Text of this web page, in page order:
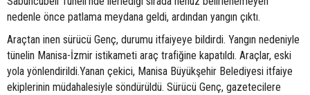
nedenle önce patlama meydana geldi, ardından yangın çıktı.
Araçtan inen sürücü Genç, durumu itfaiyeye bildirdi. Yangın nedeniyle
tünelin Manisa-İzmir istikameti araç trafiğine kapatıldı. Araçlar, eski
yola yönlendirildi.Yanan çekici, Manisa Büyükşehir Belediyesi itfaiye
ekiplerinin müdahalesiyle söndürüldü. Sürücü Genç, gazetecilere